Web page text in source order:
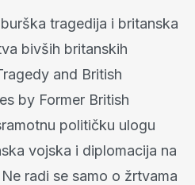
tragedija i britanska
bivših britanskih
and British
by Former British
političku ulogu
vojska i diplomacija na
radi se samo o žrtvama